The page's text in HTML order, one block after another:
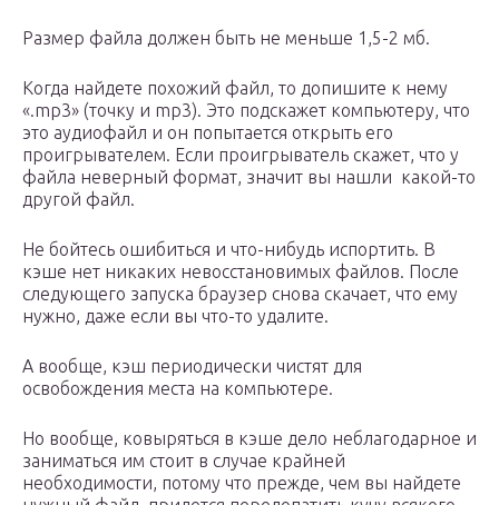
Размер файла должен быть не меньше 1,5-2 мб.
Когда найдете похожий файл, то допишите к нему
«.mp3» (точку и mp3). Это подскажет компьютеру, что
это аудиофайл и он попытается открыть его
проигрывателем. Если проигрыватель скажет, что у
файла неверный формат, значит вы нашли какой-то
другой файл.
Не бойтесь ошибиться и что-нибудь испортить. В
кэше нет никаких невосстановимых файлов. После
следующего запуска браузер снова скачает, что ему
нужно, даже если вы что-то удалите.
А вообще, кэш периодически чистят для
освобождения места на компьютере.
Но вообще, ковыряться в кэше дело неблагодарное и
заниматься им стоит в случае крайней
необходимости, потому что прежде, чем вы найдете